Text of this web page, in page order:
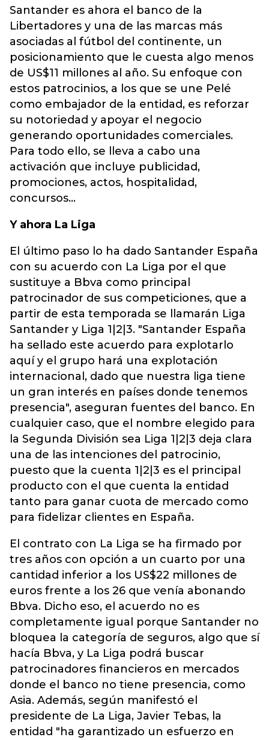
Santander es ahora el banco de la
Libertadores y una de las marcas más
asociadas al fútbol del continente, un
posicionamiento que le cuesta algo menos
de US$11 millones al año. Su enfoque con
estos patrocinios, a los que se une Pelé
como embajador de la entidad, es reforzar
su notoriedad y apoyar el negocio
generando oportunidades comerciales.
Para todo ello, se lleva a cabo una
activación que incluye publicidad,
promociones, actos, hospitalidad,
concursos...
Y ahora La Liga
El último paso lo ha dado Santander España
con su acuerdo con La Liga por el que
sustituye a Bbva como principal
patrocinador de sus competiciones, que a
partir de esta temporada se llamarán Liga
Santander y Liga 1|2|3. "Santander España
ha sellado este acuerdo para explotarlo
aquí y el grupo hará una explotación
internacional, dado que nuestra liga tiene
un gran interés en países donde tenemos
presencia", aseguran fuentes del banco. En
cualquier caso, que el nombre elegido para
la Segunda División sea Liga 1|2|3 deja clara
una de las intenciones del patrocinio,
puesto que la cuenta 1|2|3 es el principal
producto con el que cuenta la entidad
tanto para ganar cuota de mercado como
para fidelizar clientes en España.
El contrato con La Liga se ha firmado por
tres años con opción a un cuarto por una
cantidad inferior a los US$22 millones de
euros frente a los 26 que venía abonando
Bbva. Dicho eso, el acuerdo no es
completamente igual porque Santander no
bloquea la categoría de seguros, algo que sí
hacía Bbva, y La Liga podrá buscar
patrocinadores financieros en mercados
donde el banco no tiene presencia, como
Asia. Además, según manifestó el
presidente de La Liga, Javier Tebas, la
entidad "ha garantizado un esfuerzo en